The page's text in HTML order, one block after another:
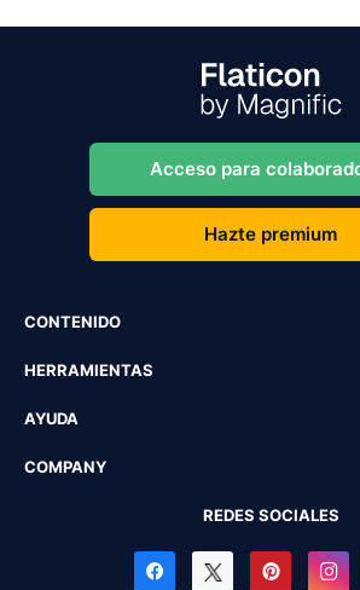
Acceso para
Hazte premium
CONTENIDO
HERRAMIENTAS
AYUDA
COMPANY
REDES SOCIALES